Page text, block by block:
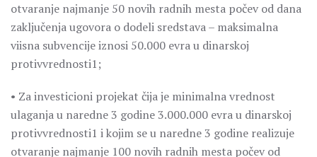
otvaranje najmanje 50 novih radnih mesta počev od dana
zaključenja ugovora o dodeli sredstava – maksimalna
viisna subvencije iznosi 50.000 evra u dinarskoj
protivvrednosti1;
• Za investicioni projekat čija je minimalna vrednost
ulaganja u naredne 3 godine 3.000.000 evra u dinarskoj
protivvrednosti1 i kojim se u naredne 3 godine realizuje
otvaranje najmanje 100 novih radnih mesta počev od